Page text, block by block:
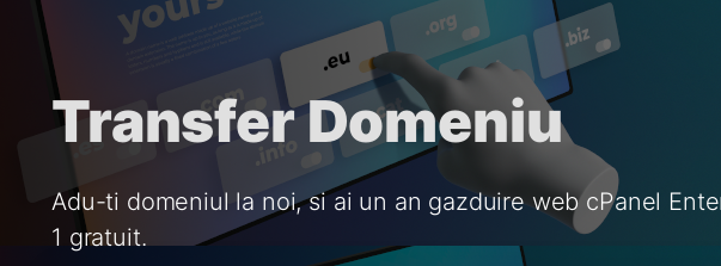
Transfer Domeniu
Adu-ti domeniul la noi, si ai un an gazduire web cPanel
1 gratuit.